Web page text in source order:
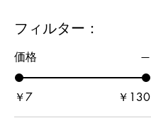
フィルター：
価格
￥7 ￥130